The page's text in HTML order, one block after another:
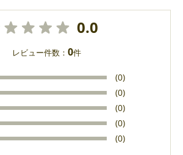
0.0
レビュー件数： 0件
(0)
(0)
(0)
(0)
(0)